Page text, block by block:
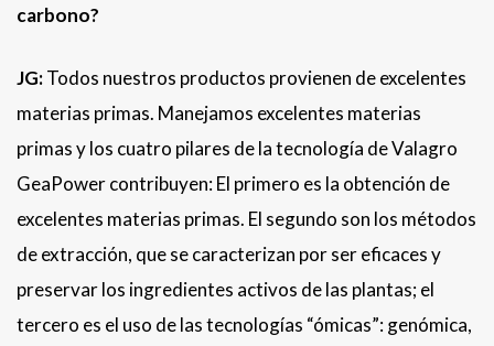
carbono?
JG:Todos nuestros productos provienen de excelentes
materias primas. Manejamos excelentes materias
primas y los cuatro pilares de la tecnología de Valagro
GeaPower contribuyen: El primero es la obtención de
excelentes materias primas. El segundo son los métodos
de extracción, que se caracterizan por ser eficaces y
preservar los ingredientes activos de las plantas; el
tercero es el uso de las tecnologías “ómicas”: genómica,